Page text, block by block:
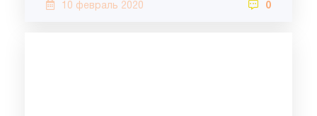
10 февраль 2020 0